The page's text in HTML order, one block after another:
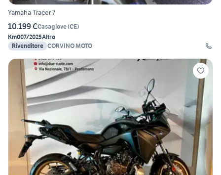
Yamaha Tracer 7
10.199 €Casagiove(CE)
Km007/2025Altro
Rivenditore CORVINO MOTO